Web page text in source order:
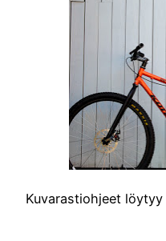
Kuvarastiohjeet löytyy